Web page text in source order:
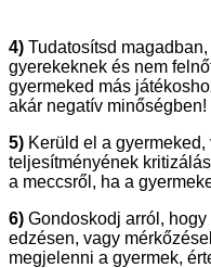
4) Tudatosítsd
gyerekeknek és nem
gyermeked más
akár negatív minőségben!
5) Kerüld el a
teljesítményének
a meccsről, ha a
6) Gondoskodj arról,
edzésen, vagy
megjelenni a gyermek,